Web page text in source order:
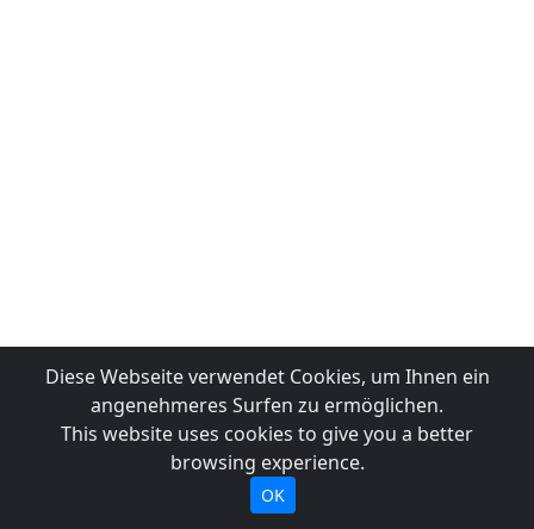
Diese Webseite verwendet Cookies, um Ihnen ein
angenehmeres Surfen zu ermöglichen.
This website uses cookies to give you a better
browsing experience.
OK